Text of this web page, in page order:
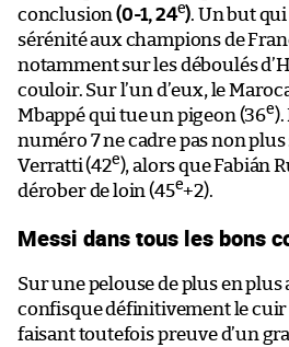
conclusion(0-1, 24e). Un but
sérénité aux champions de
notamment sur les déboulés
couloir. Sur l’un d’eux, le
Mbappé qui tue un pigeon (36e
numéro 7 ne cadre pas non
Verratti (42e), alors que Fabián
dérober de loin (45e+2).
Messi dans tous les bons
Sur une pelouse de plus en plus
confisque définitivement le cuir
faisant toutefois preuve d’un